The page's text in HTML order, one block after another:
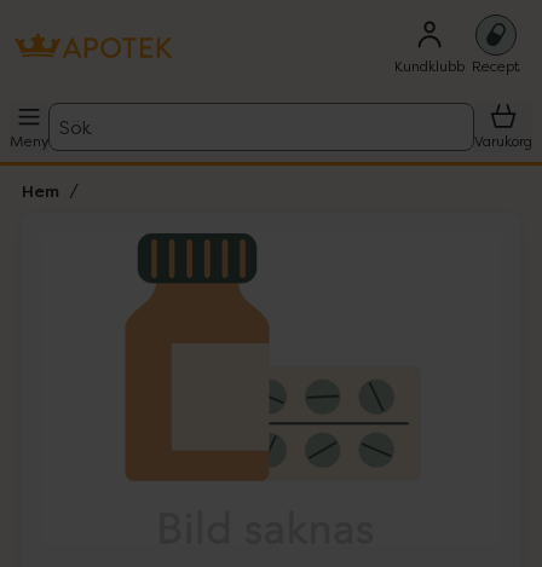
Kundklubb Recept
Meny
Sök
Varukorg
Hem
Lista: . Innehåller 1 objekt.